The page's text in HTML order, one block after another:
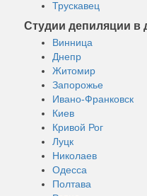
Трускавец
Студии депиляции в
Винница
Днепр
Житомир
Запорожье
Ивано-Франковск
Киев
Кривой Рог
Луцк
Николаев
Одесса
Полтава